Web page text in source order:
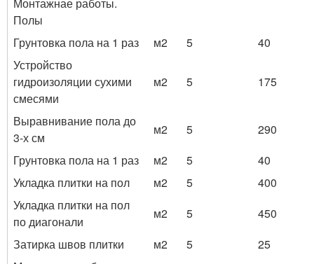
Монтажнае работы.
Полы
Грунтовка пола на 1 раз
м2 5
40
Устройство
гидроизоляции сухими
смесями
м2 5 175
Выравнивание пола до
3-х см
м2 5
290
Грунтовка пола на 1 раз
м2 5
40
Укладка плитки на пол
м2 5
400
Укладка плитки на пол
по диагонали
м2 5
450
Затирка швов плитки
м2 5
25